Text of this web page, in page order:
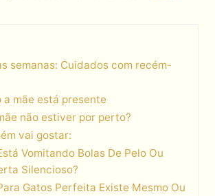
semanas: Cuidados com recém-
a mãe está presente
não estiver por perto?
vai gostar:
Vomitando Bolas De Pelo Ou
Silencioso?
Gatos Perfeita Existe Mesmo Ou